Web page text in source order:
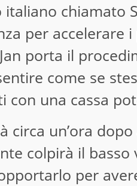
italiano chiamato
per accelerare
porta il
come se
con una cassa
circa un’ora
colpirà il
per